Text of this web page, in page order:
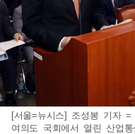
[서울=뉴시스] 조성봉 기자
여의도 국회에서 열린 산업통